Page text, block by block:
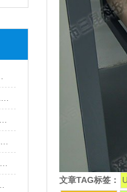
文章TAG标签：